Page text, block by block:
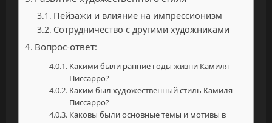
Пейзажи и влияние на импрессионизм
Сотрудничество с другими художниками
Вопрос-ответ:
Какими были ранние годы жизни Камиля
Писсарро?
Каким был художественный стиль Камиля
Писсарро?
Каковы были основные темы и мотивы в